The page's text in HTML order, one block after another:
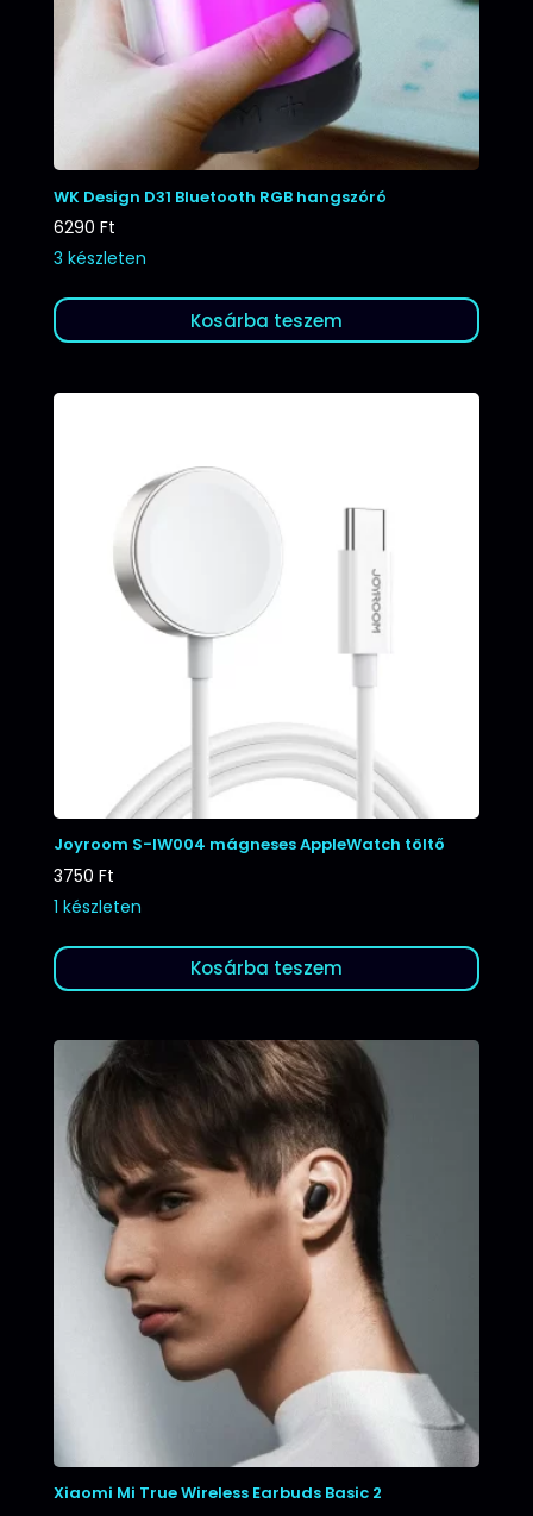
WK Design D31 Bluetooth RGB hangszóró
6290 Ft
3 készleten
Kosárba teszem
Joyroom S-IW004 mágneses AppleWatch töltő
3750 Ft
1 készleten
Kosárba teszem
Xiaomi Mi True Wireless Earbuds Basic 2